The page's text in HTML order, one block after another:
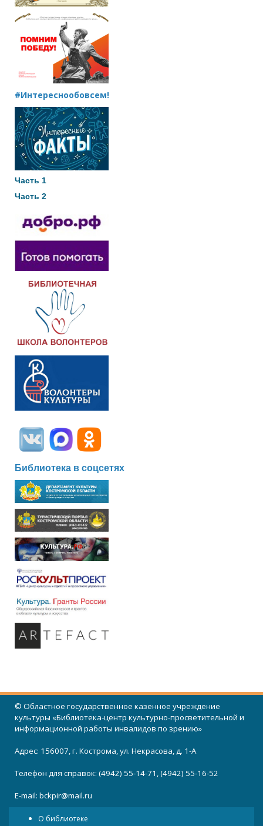
#Интереснообовсем!
Часть 1
Часть 2
Библиотека в соцсетях
© Областное государственное казенное учреждение
культуры «Библиотека-центр культурно-просветительной и
информационной работы инвалидов по зрению»
Адрес: 156007, г. Кострома, ул. Некрасова, д. 1-А
Телефон для справок: (4942) 55-14-71, (4942) 55-16-52
E-mail: bckpir@mail.ru
О библиотеке